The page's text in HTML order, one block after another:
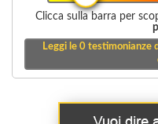
Clicca sulla barra per
Leggi le 0testimonianze